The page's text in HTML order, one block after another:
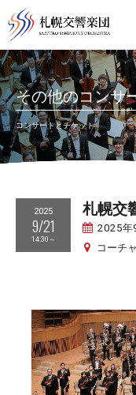
その他のコンサ
コンサートとチケット
2025
9/21
14:30～
札幌交
2025年
コーチ